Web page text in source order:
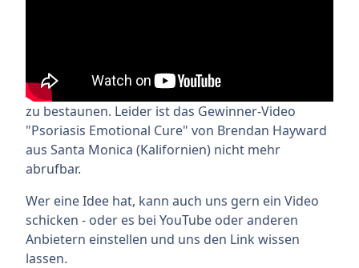
zu bestaunen. Leider ist das Gewinner-Video
"Psoriasis Emotional Cure" von Brendan Hayward
aus Santa Monica (Kalifornien) nicht mehr
abrufbar.
Wer eine Idee hat, kann auch uns gern ein Video
schicken - oder es bei YouTube oder anderen
Anbietern einstellen und uns den Link wissen
lassen.